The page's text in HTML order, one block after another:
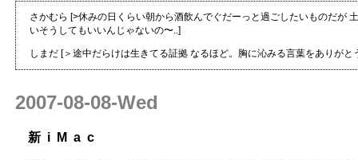
さかむら
[>休みの日くらい朝から酒飲んでぐだーっと過ごしたいものだが
いそうしてもいいんじゃないの〜..]
しまだ[＞途中だらけは生きてる証拠 なるほど。胸に沁みる言葉をありがと
2007-08-08-Wed
新iMac